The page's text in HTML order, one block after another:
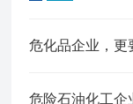
危化品企业，更